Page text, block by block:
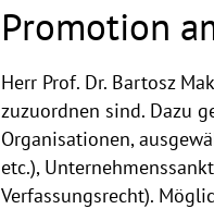
Promotion
Herr Prof. Dr. Bartosz
zuzuordnen sind. Dazu
Organisationen,
etc.),
Verfassungsrecht).